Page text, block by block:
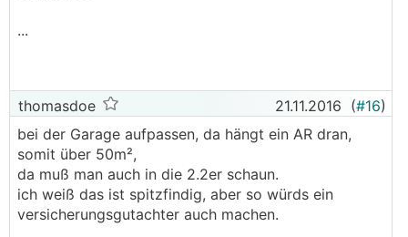
...
thomasdoe 21.11.2016 (#16)
bei der Garage aufpassen, da hängt ein AR dran,
somit über 50m²,
da muß man auch in die 2.2er schaun.
ich weiß das ist spitzfindig, aber so würds ein
versicherungsgutachter auch machen.